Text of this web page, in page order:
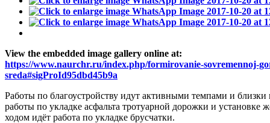
View the embedded image gallery online at:
https://www.naurchr.ru/index.php/formirovanie-sovremennoj-
sreda#sigProId95dbd45b9a
Работы по благоустройству идут активными темпами и
работы по укладке асфальта тротуарной дорожки и
ходом идёт работа по укладке брусчатки.